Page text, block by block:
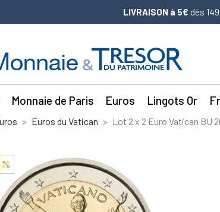
LIVRAISON à 5€ dès
Monnaie de Paris Euros Lingots Or
Euros du Vatican Lot 2 x 2 Euro Vatican BU